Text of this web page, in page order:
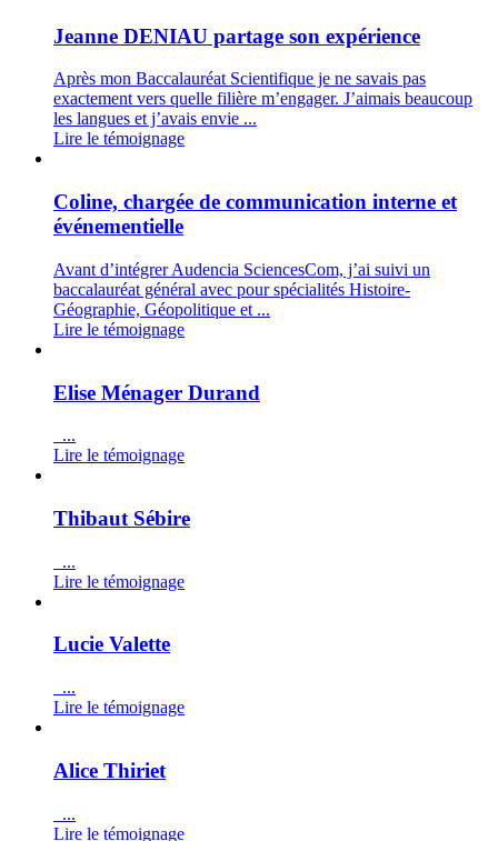
Jeanne DENIAU partage son expérience
Après mon Baccalauréat Scientifique je ne savais pas
exactement vers quelle filière m’engager. J’aimais beaucoup
les langues et j’avais envie ...
Lire le témoignage
Coline, chargée de communication interne et
événementielle
Avant d’intégrer Audencia SciencesCom, j’ai suivi un
baccalauréat général avec pour spécialités Histoire-
Géographie, Géopolitique et ...
Lire le témoignage
Elise Ménager Durand
...
Lire le témoignage
Thibaut Sébire
...
Lire le témoignage
Lucie Valette
...
Lire le témoignage
Alice Thiriet
...
Lire le témoignage